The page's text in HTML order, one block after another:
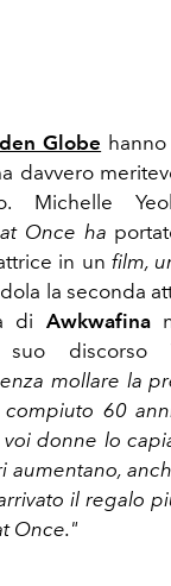
Globe
davvero
Michelle
Once ha
in un film,
la seconda
di Awkwafina
discorso
mollare la
60
donne lo
aumentano,
il regalo
Once."